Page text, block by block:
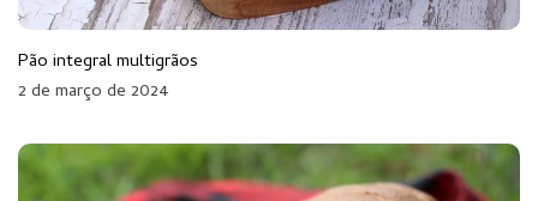
Pão integral multigrãos
2 de março de 2024